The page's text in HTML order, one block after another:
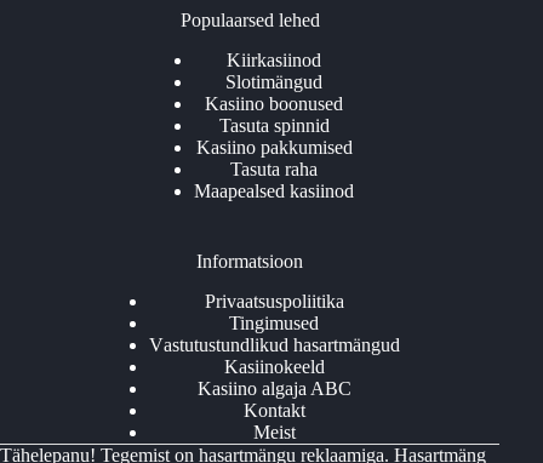
Populaarsed lehed
Kiirkasiinod
Slotimängud
Kasiino boonused
Tasuta spinnid
Kasiino pakkumised
Tasuta raha
Maapealsed kasiinod
Informatsioon
Privaatsuspoliitika
Tingimused
Vаstutustundlikud hаsаrtmängud
Kasiinokeeld
Kasiino algaja ABC
Kontakt
Meist
Tähelepanu! Tegemist on hasartmängu reklaamiga. Hasartmäng